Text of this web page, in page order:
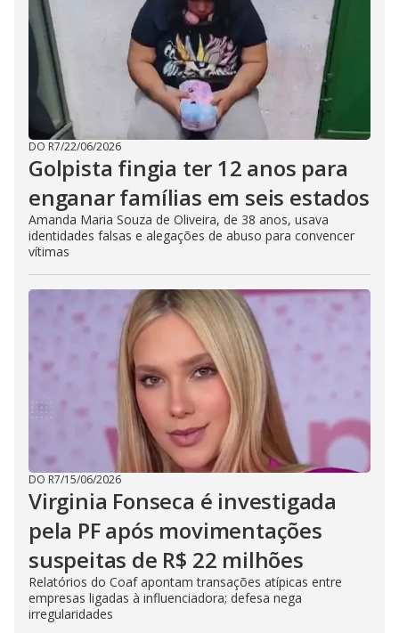
DO R7/22/06/2026
Golpista fingia ter 12 anos para
enganar famílias em seis estados
Amanda Maria Souza de Oliveira, de 38 anos, usava
identidades falsas e alegações de abuso para convencer
vítimas
DO R7/15/06/2026
Virginia Fonseca é investigada
pela PF após movimentações
suspeitas de R$ 22 milhões
Relatórios do Coaf apontam transações atípicas entre
empresas ligadas à influenciadora; defesa nega
irregularidades